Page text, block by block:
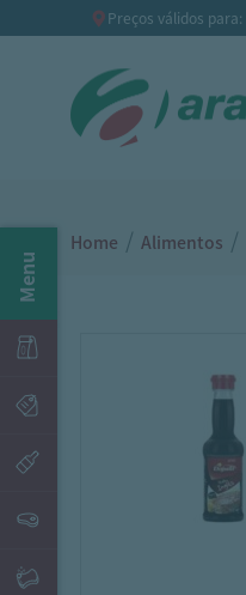
Preços válidos para:
Menu
Home / Alimentos /